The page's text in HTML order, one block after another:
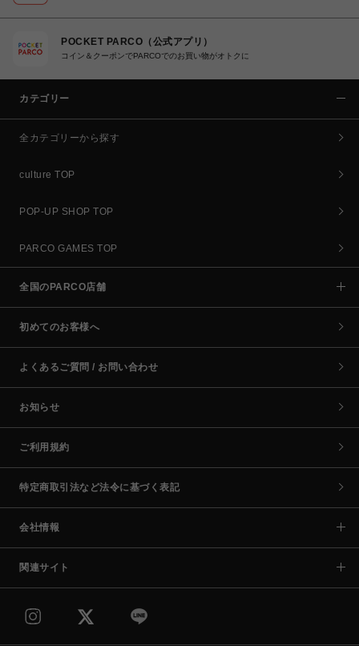
POCKET PARCO（公式アプリ）
コイン＆クーポンでPARCOでのお買い物がオトクに
カテゴリー
全カテゴリーから探す
culture TOP
POP-UP SHOP TOP
PARCO GAMES TOP
全国のPARCO店舗
初めてのお客様へ
よくあるご質問 / お問い合わせ
お知らせ
ご利用規約
特定商取引法など法令に基づく表記
会社情報
関連サイト